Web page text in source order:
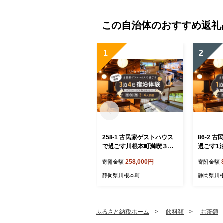
この自治体のおすすめ返
1
258-1 古民家ゲストハウス
で過ごす川根本町満喫３泊
スみかんせい宿泊券（3-4人
部屋）
寄附金額 258,000円
静岡県川根本町
2
86-2 古
過ごす1
券（3-4
寄附金額
静岡県川
ふるさと納税ホーム 飲料類 お茶類